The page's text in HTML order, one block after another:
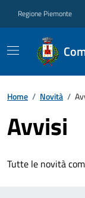
Regione Piemonte
Home / Novità /
Avvisi
Tutte le novità